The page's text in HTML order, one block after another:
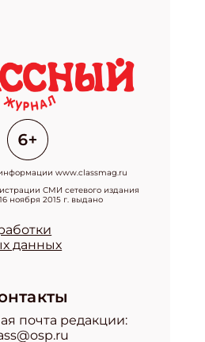
www.classmag.ru
СМИ сетевого издания
ноября 2015 г. выдано
данных
почта редакции: